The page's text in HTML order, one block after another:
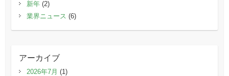
新年(2)
業界ニュース (6)
アーカイブ
2026年7月 (1)